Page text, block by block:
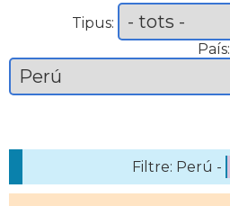
Tipus:
País:
Filtre: Perú -